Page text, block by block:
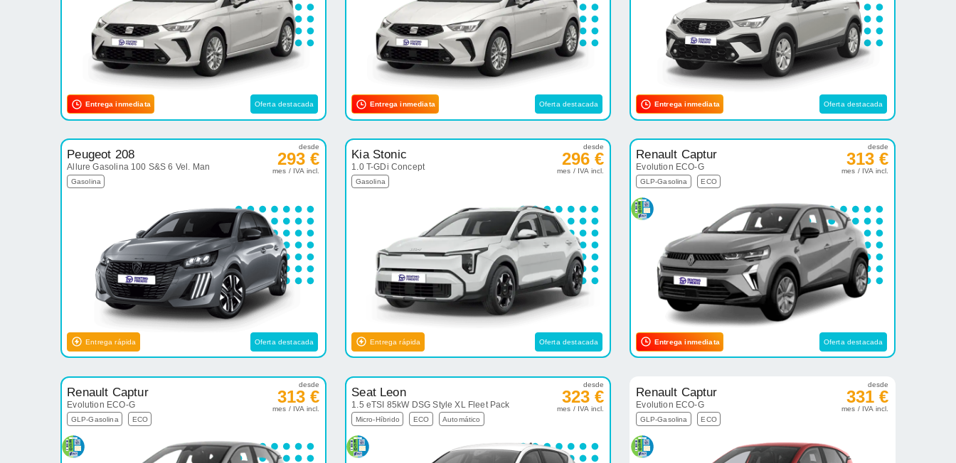
Entrega inmediata Oferta destacada Entrega inmediata Oferta destacada Entrega inmediata Oferta destacada
Peugeot 208
Allure Gasolina 100 S&S 6 Vel. Man
Gasolina
desde
293 €
mes / IVA incl.
Entrega rápida Oferta destacada
Kia Stonic
1.0 T-GDi Concept
Gasolina
desde
296 €
mes / IVA incl.
Entrega rápida Oferta destacada
Renault Captur
Evolution ECO-G
GLP-Gasolina ECO
desde
313 €
mes / IVA incl.
Entrega inmediata Oferta destacada
Renault Captur
Evolution ECO-G
GLP-Gasolina ECO
desde
313 €
mes / IVA incl.
Seat Leon
1.5 eTSI 85kW DSG Style XL Fleet Pack
Micro-Híbrido ECO Automático
desde
323 €
mes / IVA incl.
Renault Captur
Evolution ECO-G
GLP-Gasolina ECO
desde
331 €
mes / IVA incl.